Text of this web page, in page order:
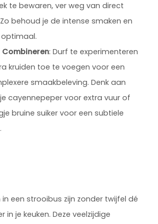
te bewaren, ver weg van direct
behoud je de intense smaken en
optimaal.
: Durf te experimenteren
kruiden toe te voegen voor een
smaakbeleving. Denk aan
cayennepeper voor extra vuur of
bruine suiker voor een subtiele
in een strooibus zijn zonder twijfel dé
je keuken. Deze veelzijdige